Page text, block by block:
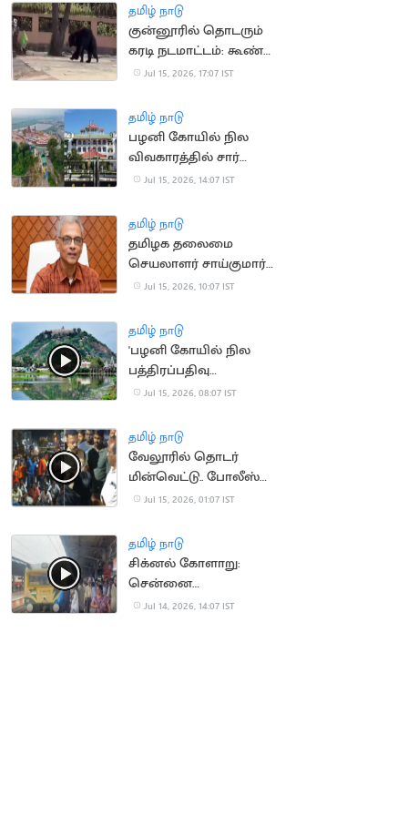
தமிழ் நாடு
குன்னூரில் தொடரும்
கரடி நடமாட்டம்: கூண்டு
வைக்க பொதுமக்கள்
Jul 15, 2026, 17:07 IST
தமிழ் நாடு
பழனி கோயில் நில
விவகாரத்தில் சார்
பதிவாளர் கைதுக்கு
Jul 15, 2026, 14:07 IST
தமிழ் நாடு
தமிழக தலைமை
செயலாளர் சாய்குமார்
பதவிக்காலம் 6
Jul 15, 2026, 10:07 IST
தமிழ் நாடு
'பழனி கோயில் நில
பத்திரப்பதிவு
செல்லாது'.. நீதிமன்றம்
Jul 15, 2026, 08:07 IST
தமிழ் நாடு
வேலூரில் தொடர்
மின்வெட்டு.. போலீஸ்
பேச்சால் சர்ச்சை
Jul 15, 2026, 01:07 IST
தமிழ் நாடு
சிக்னல் கோளாறு:
சென்னை
கடற்கரையில் புறநகர்
Jul 14, 2026, 14:07 IST